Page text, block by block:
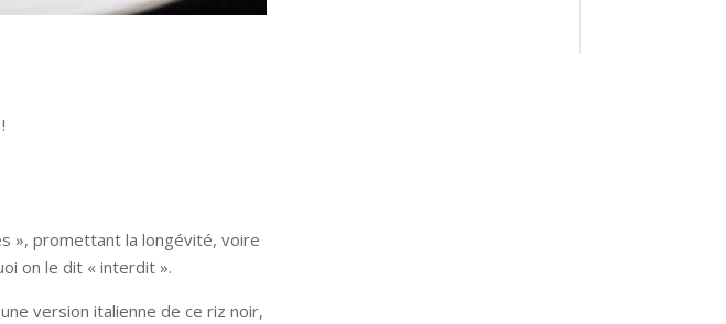
», promettant la longévité, voire
on le dit « interdit ».
version italienne de ce riz noir,